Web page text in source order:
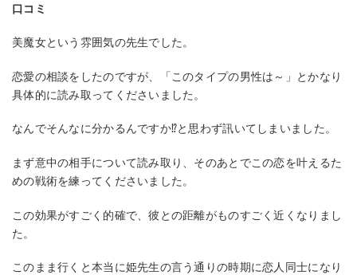
口コミ
美魔女という雰囲気の先生でした。
恋愛の相談をしたのですが、「このタイプの男性は～」とかなり
具体的に読み取ってくださいました。
なんでそんなに分かるんですか⁉と思わず訊いてしまいました。
まず意中の相手について読み取り、そのあとでこの恋を叶えるた
めの戦術を練ってくださいました。
この効果がすごく的確で、彼との距離がものすごく近くなりまし
た。
このまま行くと本当に姫先生の言う通りの時期に恋人同士になり